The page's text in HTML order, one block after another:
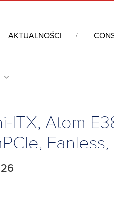
AKTUALNOŚCI
ITX, Atom